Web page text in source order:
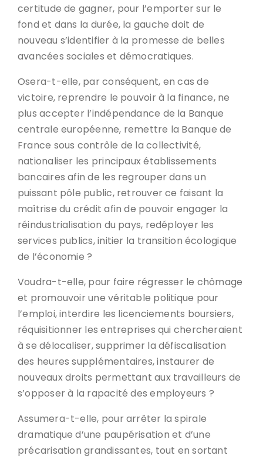
certitude de gagner, pour l’emporter sur le
fond et dans la durée, la gauche doit de
nouveau s’identifier à la promesse de belles
avancées sociales et démocratiques.
Osera-t-elle, par conséquent, en cas de
victoire, reprendre le pouvoir à la finance, ne
plus accepter l’indépendance de la Banque
centrale européenne, remettre la Banque de
France sous contrôle de la collectivité,
nationaliser les principaux établissements
bancaires afin de les regrouper dans un
puissant pôle public, retrouver ce faisant la
maîtrise du crédit afin de pouvoir engager la
réindustrialisation du pays, redéployer les
services publics, initier la transition écologique
de l’économie ?
Voudra-t-elle, pour faire régresser le chômage
et promouvoir une véritable politique pour
l’emploi, interdire les licenciements boursiers,
réquisitionner les entreprises qui chercheraient
à se délocaliser, supprimer la défiscalisation
des heures supplémentaires, instaurer de
nouveaux droits permettant aux travailleurs de
s’opposer à la rapacité des employeurs ?
Assumera-t-elle, pour arrêter la spirale
dramatique d’une paupérisation et d’une
précarisation grandissantes, tout en sortant